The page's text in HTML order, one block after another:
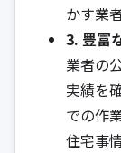
かす業
3. 豊富
業者の
実績を
での作
住宅事